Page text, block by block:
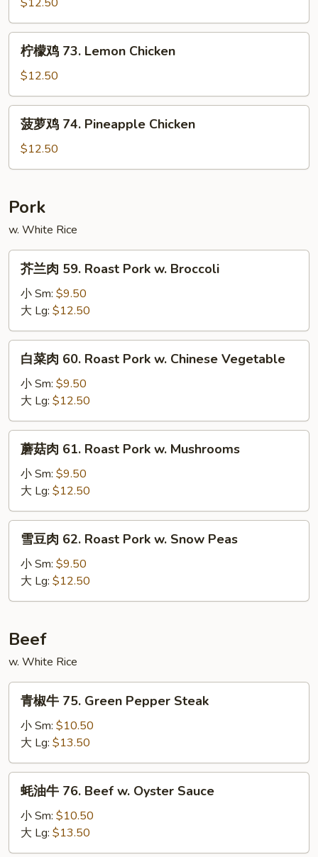
72.
Boneless
Chicken
73.
Lemon
Chicken
柠檬鸡 73. Lemon Chicken
$12.50
74.
Chicken
菠萝鸡 74. Pineapple Chicken
$12.50
Pork
w. White Rice
59.
Roast
Pork
Broccoli
芥兰肉 59. Roast Pork w. Broccoli
小 Sm: $9.50
大 Lg: $12.50
60.
Roast
Pork
Chinese
Vegetable
白菜肉 60. Roast Pork w. Chinese Vegetable
小 Sm: $9.50
大 Lg: $12.50
61.
Roast
Pork
Mushrooms
蘑菇肉 61. Roast Pork w. Mushrooms
小 Sm: $9.50
大 Lg: $12.50
62.
Roast
w.
Snow
Peas
雪豆肉 62. Roast Pork w. Snow Peas
小 Sm: $9.50
大 Lg: $12.50
Beef
w. White Rice
75.
Green
Pepper
Steak
青椒牛 75. Green Pepper Steak
小 Sm: $10.50
大 Lg: $13.50
76.
Beef
蚝油牛 76. Beef w. Oyster Sauce
小 Sm: $10.50
大 Lg: $13.50